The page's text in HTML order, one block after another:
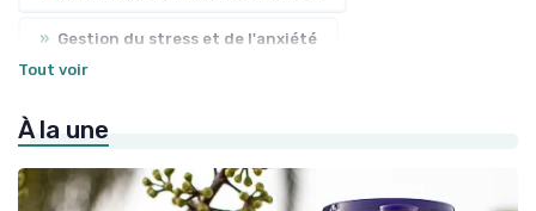
» Gestion du stress et de l'anxiété
» Amélioration de l'humeur
Longévité et prévention
Tout voir
À la une